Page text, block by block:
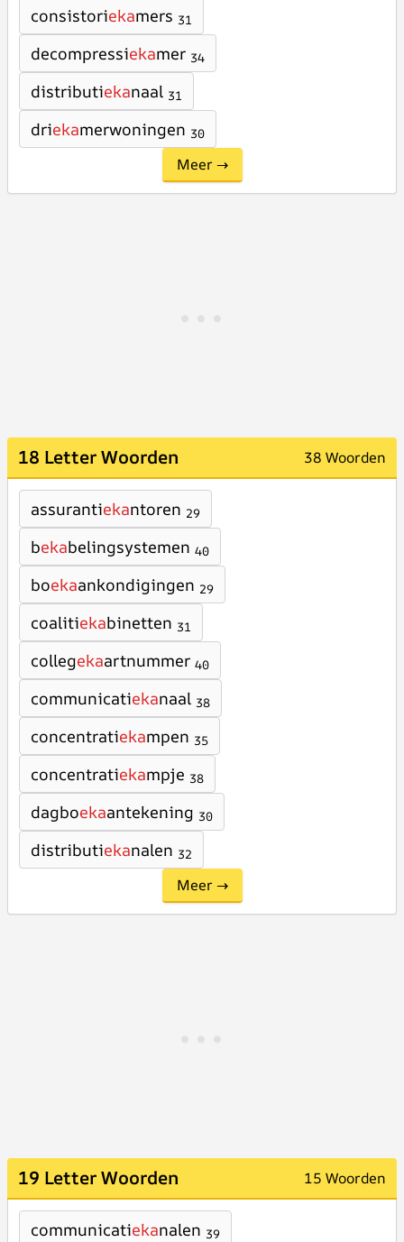
consistoriekamers 31
decompressiekamer 34
distributiekanaal 31
driekamerwoningen 30
Meer →
18 Letter Woorden 38 Woorden
assurantiekantoren 29
bekabelingsystemen 40
boekaankondigingen 29
coalitiekabinetten 31
collegekaartnummer 40
communicatiekanaal 38
concentratiekampen 35
concentratiekampje 38
dagboekaantekening 30
distributiekanalen 32
Meer →
19 Letter Woorden 15 Woorden
communicatiekanalen 39